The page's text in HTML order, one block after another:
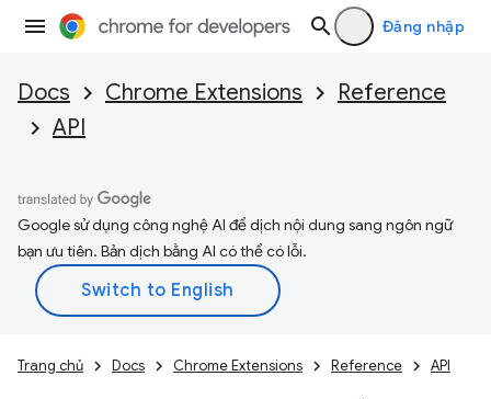
Đăng nhập
Docs Chrome Extensions
Reference
API
Google sử dụng công nghệ AI để dịch nội dung sang ngôn ngữ
bạn ưu tiên. Bản dịch bằng AI có thể có lỗi.
Trang chủ Docs Chrome Extensions Reference API